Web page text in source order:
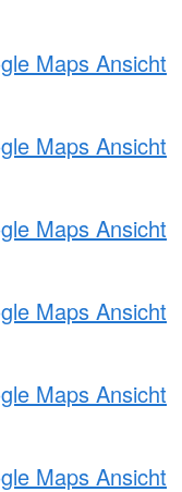
Maps Ansicht
Maps Ansicht
Maps Ansicht
Maps Ansicht
Maps Ansicht
Maps Ansicht